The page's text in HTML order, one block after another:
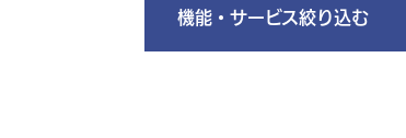
機能・サービス絞り込む